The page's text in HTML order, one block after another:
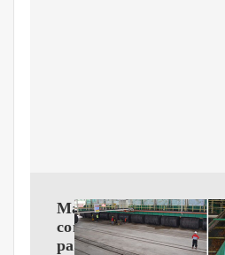
Máquinas
combinadas
para